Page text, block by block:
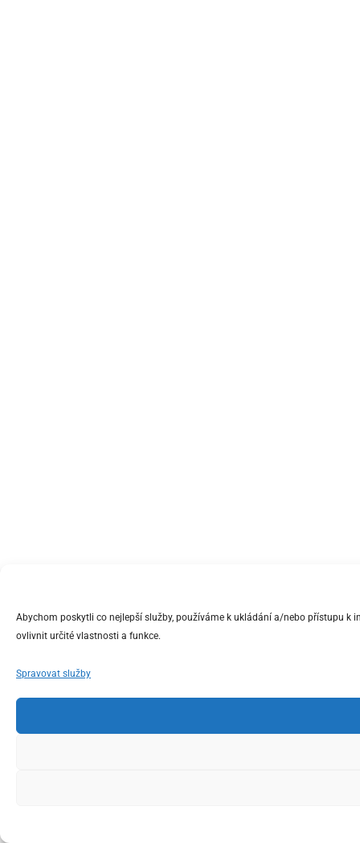
Abychom poskytli co nejlepší služby, používáme k ukládání a/nebo přístupu
ovlivnit určité vlastnosti a funkce.
Spravovat služby